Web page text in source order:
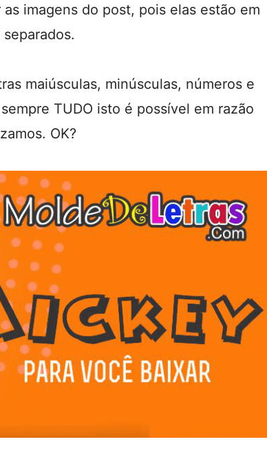
imagens do post, pois elas estão em
maiúsculas, minúsculas, números e
TUDO isto é possível em razão
OK?